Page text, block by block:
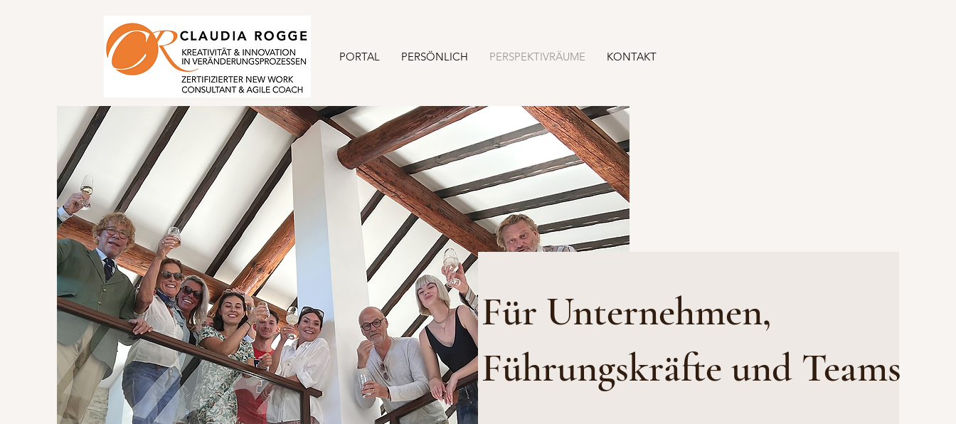
PORTAL PERSÖNLICH PERSPEKTIVRÄUME KONTAKT
Für Unternehmen,
Führungskräfte und Teams